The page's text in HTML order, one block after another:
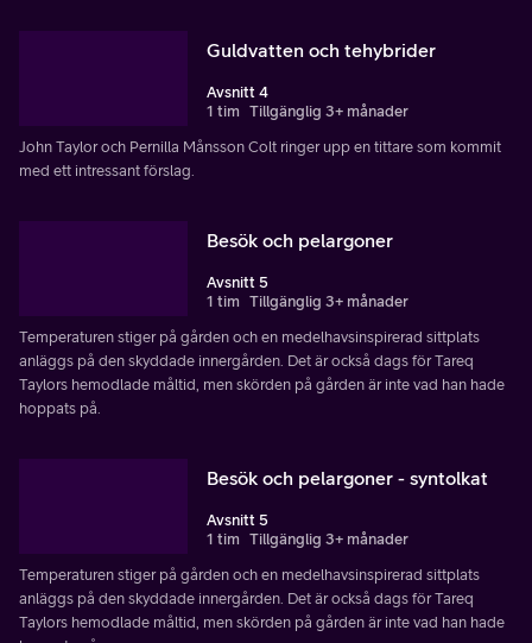
Guldvatten och tehybrider
Avsnitt 4
1 tim Tillgänglig 3+ månader
John Taylor och Pernilla Månsson Colt ringer upp en tittare som kommit
med ett intressant förslag.
Besök och pelargoner
Avsnitt 5
1 tim Tillgänglig 3+ månader
Temperaturen stiger på gården och en medelhavsinspirerad sittplats
anläggs på den skyddade innergården. Det är också dags för Tareq
Taylors hemodlade måltid, men skörden på gården är inte vad han hade
hoppats på.
Besök och pelargoner - syntolkat
Avsnitt 5
1 tim Tillgänglig 3+ månader
Temperaturen stiger på gården och en medelhavsinspirerad sittplats
anläggs på den skyddade innergården. Det är också dags för Tareq
Taylors hemodlade måltid, men skörden på gården är inte vad han hade